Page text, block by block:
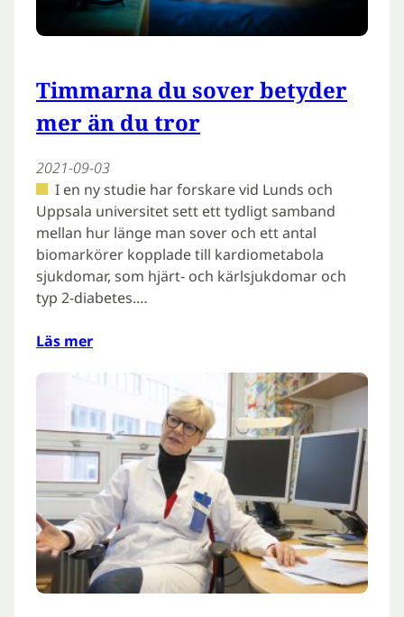
Timmarna du sover betyder
mer än du tror
2021-09-03
I en ny studie har forskare vid Lunds och
Uppsala universitet sett ett tydligt samband
mellan hur länge man sover och ett antal
biomarkörer kopplade till kardiometabola
sjukdomar, som hjärt- och kärlsjukdomar och
typ 2-diabetes.…
Läs mer